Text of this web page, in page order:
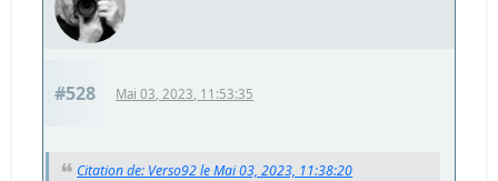
#528 Mai 03, 2023, 11:53:35
Citation de: Verso92 le Mai 03, 2023, 11:38:20